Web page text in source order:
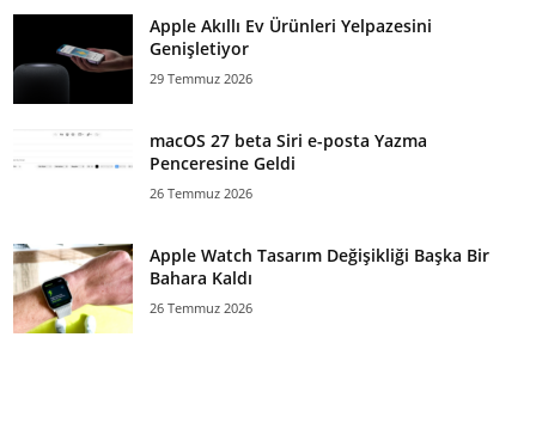
Apple Akıllı Ev Ürünleri Yelpazesini
Genişletiyor
29 Temmuz 2026
macOS 27 beta Siri e-posta Yazma
Penceresine Geldi
26 Temmuz 2026
Apple Watch Tasarım Değişikliği Başka Bir
Bahara Kaldı
26 Temmuz 2026